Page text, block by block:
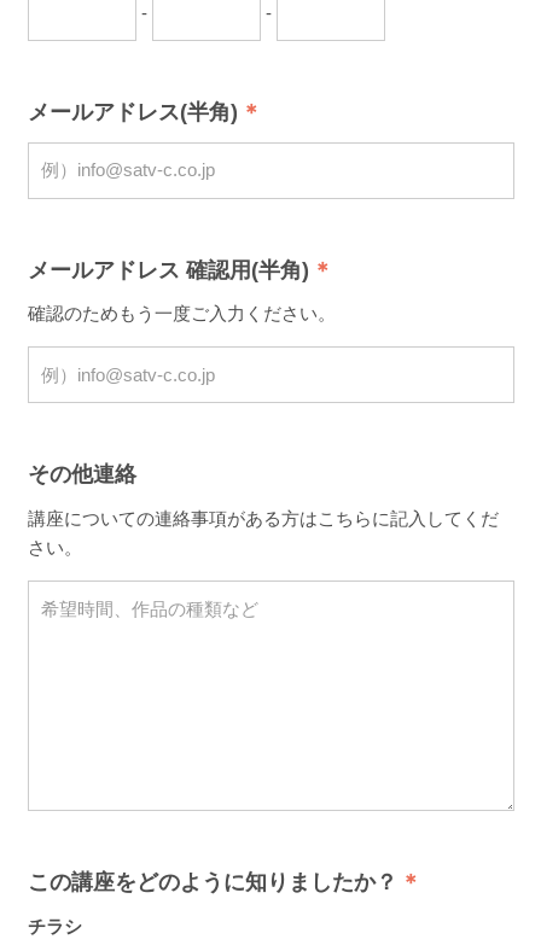
- -
メールアドレス(半角)
メールアドレス 確認用(半角)
確認のためもう一度ご入力ください。
その他連絡
講座についての連絡事項がある方はこちらに記入してくだ
さい。
この講座をどのように知りましたか？
チラシ